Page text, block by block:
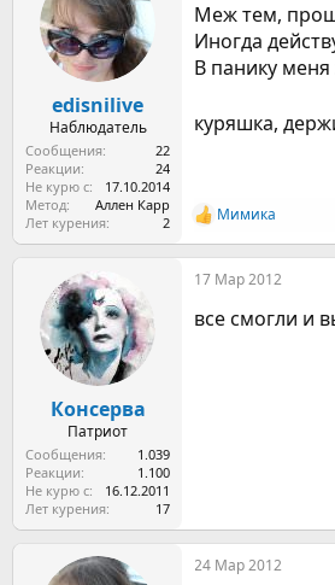
edisnilive
Наблюдатель
Сообщения
22
Реакции
24
Не курю с
17.10.2014
Метод
Аллен Карр
Лет курения
2
Меж тем,
Иногда
В панику
куряшка,
Р
е
а
к
и
Мимика
Консерва
Патриот
Сообщения
1.039
Реакции
1.100
Не курю с
16.12.2011
Лет курения
17
17 Мар 2012
все смогли и
24 Мар 2012